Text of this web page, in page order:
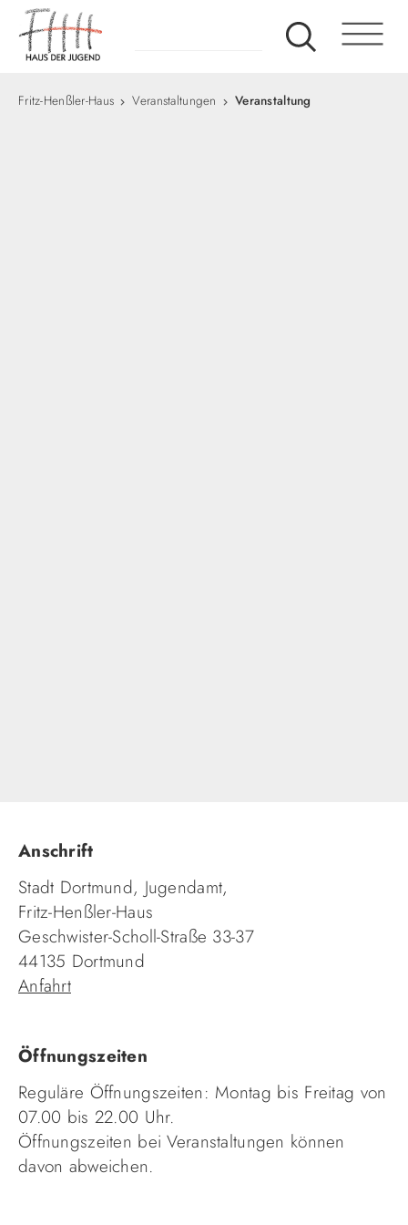
Fritz-Henßler-Haus Veranstaltungen Veranstaltung
Anschrift
Stadt Dortmund, Jugendamt,
Fritz-Henßler-Haus
Geschwister-Scholl-Straße 33-37
44135 Dortmund
Anfahrt
Öffnungszeiten
Reguläre Öffnungszeiten: Montag bis Freitag von
07.00 bis 22.00 Uhr.
Öffnungszeiten bei Veranstaltungen können
davon abweichen.